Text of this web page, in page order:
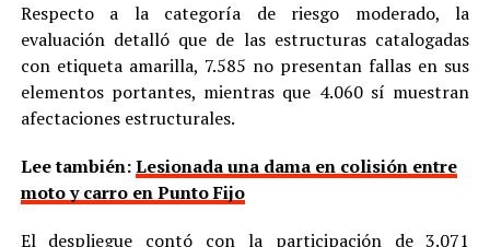
Respecto a la categoría de riesgo moderado, la
evaluación detalló que de las estructuras catalogadas
con etiqueta amarilla, 7.585 no presentan fallas en sus
elementos portantes, mientras que 4.060 sí muestran
afectaciones estructurales.
Lee también:Lesionada una dama en colisión entre
moto y carro en Punto Fijo
El despliegue contó con la participación de 3.071